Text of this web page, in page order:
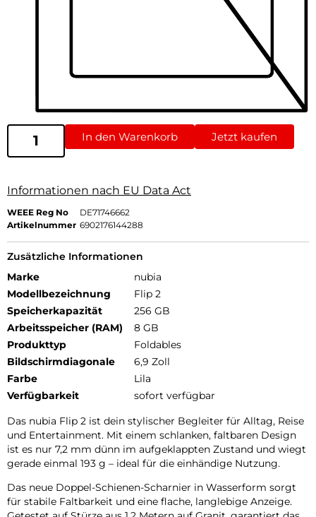
In den Warenkorb Jetzt kaufen
Informationen nach EU Data Act
WEEE Reg No
DE71746662
Artikelnummer 6902176144288
Zusätzliche Informationen
Marke
nubia
Modellbezeichnung
Flip 2
Speicherkapazität
256 GB
Arbeitsspeicher (RAM)
8 GB
Produkttyp
Foldables
Bildschirmdiagonale
6,9 Zoll
Farbe
Lila
Verfügbarkeit
sofort verfügbar
Das nubia Flip 2 ist dein stylischer Begleiter für Alltag, Reise
und Entertainment. Mit einem schlanken, faltbaren Design
ist es nur 7,2 mm dünn im aufgeklappten Zustand und wiegt
gerade einmal 193 g – ideal für die einhändige Nutzung.
Das neue Doppel-Schienen-Scharnier in Wasserform sorgt
für stabile Faltbarkeit und eine flache, langlebige Anzeige.